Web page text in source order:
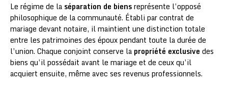
Le régime de la séparation de biensreprésente l’opposé
philosophique de la communauté. Établi par contrat de
mariage devant notaire, il maintient une distinction totale
entre les patrimoines des époux pendant toute la durée de
l’union. Chaque conjoint conserve la propriété exclusive des
biens qu’il possédait avant le mariage et de ceux qu’il
acquiert ensuite, même avec ses revenus professionnels.